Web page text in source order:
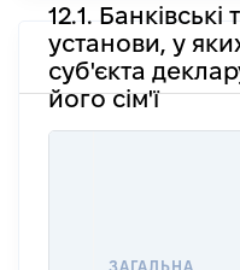
12.1. Банківські
установи, у
суб'єкта
його сім'ї
ЗАГАЛЬНА